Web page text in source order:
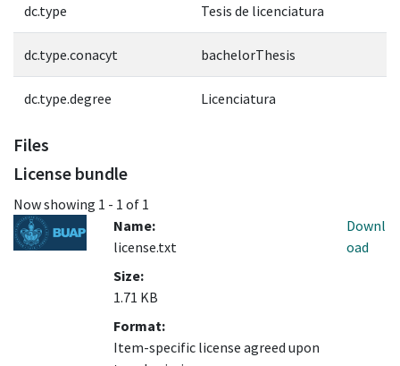
dc.type Tesis de licenciatura
dc.type.conacyt bachelorThesis
dc.type.degree Licenciatura
Files
License bundle
Now showing 1 - 1 of 1
Name:
license.txt
Size:
1.71 KB
Format:
Item-specific license agreed upon
Downl
oad